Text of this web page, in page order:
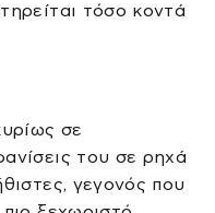
τόσο κοντά
σε
του σε ρηχά
γεγονός που